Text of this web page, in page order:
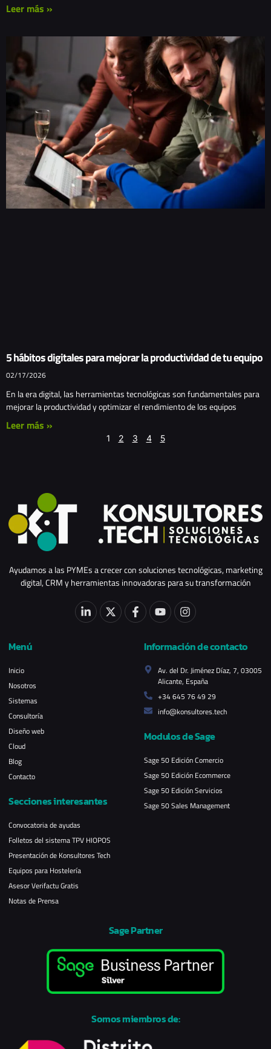
Leer más »
5 hábitos digitales para mejorar la productividad de tu equipo
02/17/2026
En la era digital, las herramientas tecnológicas son fundamentales para
mejorar la productividad y optimizar el rendimiento de los equipos
Leer más »
1 2 3 4 5
Ayudamos a las PYMEs a crecer con soluciones tecnológicas, marketing
digital, CRM y herramientas innovadoras para su transformación
Menú
Inicio
Nosotros
Sistemas
Consultoría
Diseño web
Cloud
Blog
Contacto
Secciones interesantes
Convocatoria de ayudas
Folletos del sistema TPV HIOPOS
Presentación de Konsultores Tech
Equipos para Hostelería
Asesor Verifactu Gratis
Notas de Prensa
Información de contacto
Av. del Dr. Jiménez Díaz, 7, 03005
Alicante, España
+34 645 76 49 29
info@konsultores.tech
Modulos de Sage
Sage 50 Edición Comercio
Sage 50 Edición Ecommerce
Sage 50 Edición Servicios
Sage 50 Sales Management
Sage Partner
Somos miembros de: